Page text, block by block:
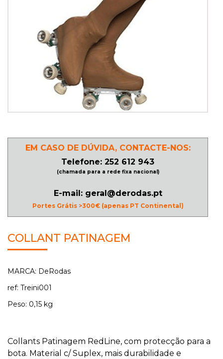
PATINAGEM
PATINAGEM
PROMOÇÕES
LINHA
EM CASO DE DÚVIDA, CONTACTE-NOS:
Telefone: 252 612 943
(chamada para a rede fixa nacional)
E-mail: geral@derodas.pt
Portes Grátis >300€ (apenas PT Continental)
COLLANT PATINAGEM
MARCA: DeRodas
ref: Treini001
Peso: 0,15 kg
Collants Patinagem RedLine, com protecção para a
bota. Material c/ Suplex, mais durabilidade e